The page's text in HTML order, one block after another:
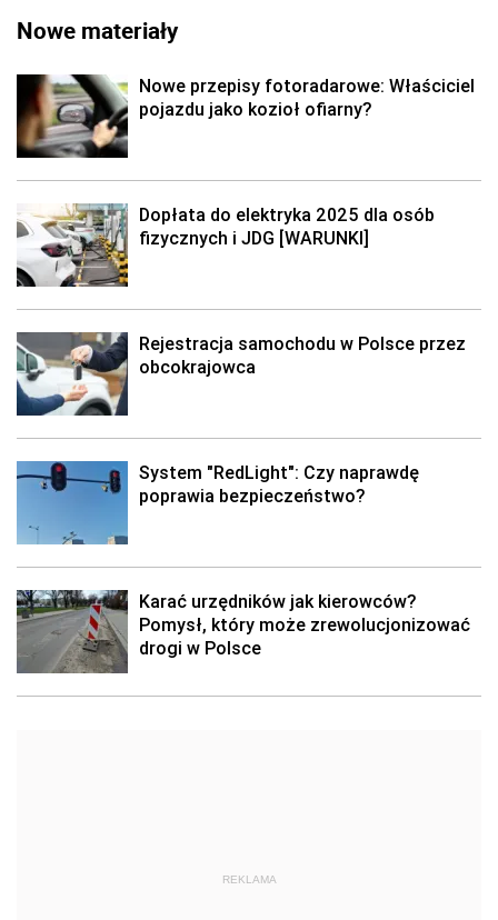
Nowe materiały
Nowe przepisy fotoradarowe: Właściciel
pojazdu jako kozioł ofiarny?
Dopłata do elektryka 2025 dla osób
fizycznych i JDG [WARUNKI]
Rejestracja samochodu w Polsce przez
obcokrajowca
System "RedLight": Czy naprawdę
poprawia bezpieczeństwo?
Karać urzędników jak kierowców?
Pomysł, który może zrewolucjonizować
drogi w Polsce
REKLAMA